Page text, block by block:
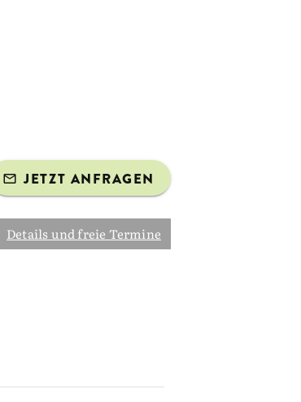
JETZT ANFRAGEN
Details und freie Termine